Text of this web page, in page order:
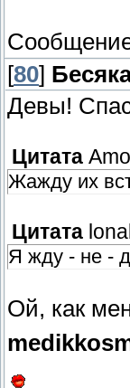
[80]
Девы!
Цитата
Жажду их
Цитата
Я жду - не -
Ой, как